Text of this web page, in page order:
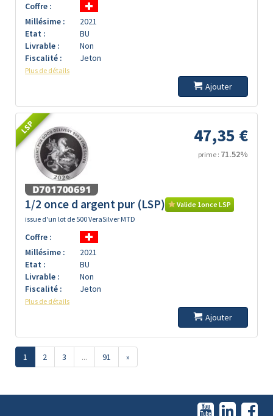
Coffre :
Millésime :
2021
Etat :
BU
Livrable :
Non
Fiscalité :
Jeton
Plus de détails
Ajouter
LSP 47,35 €
prime : 71.52%
1/2 once d argent pur (LSP)
Valide 1once LSP
issue d'un lot de 500 VeraSilver MTD
Coffre :
Millésime :
2021
Etat :
BU
Livrable :
Non
Fiscalité :
Jeton
Plus de détails
Ajouter
1 2 3 ... 91 »